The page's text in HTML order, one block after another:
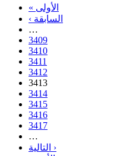
« الأولى
‹ السابقة
…
3409
3410
3411
3412
3413
3414
3415
3416
3417
…
التالية ›